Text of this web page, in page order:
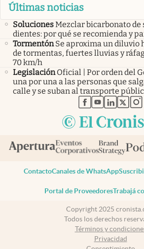
Últimas noticias
SolucionesMezclar bicarbonato de
dientes: por qué se recomienda y
Tormentón Se aproxima un diluvio
de tormentas, fuertes lluvias y
70 km/h
Legislación Oficial | Por orden del
una por una a las personas que
calle y se suban al transporte
abre en nueva
abre enabre en
ContactoCanales de WhatsApp
Portal de ProveedoresTrabajá
Copyright 2025
Todos los derechos
Términos y
Privacidad